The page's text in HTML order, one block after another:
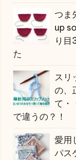
つま
up
り目
た
スリ
の、
て・
で違うの？！
愛用
パス